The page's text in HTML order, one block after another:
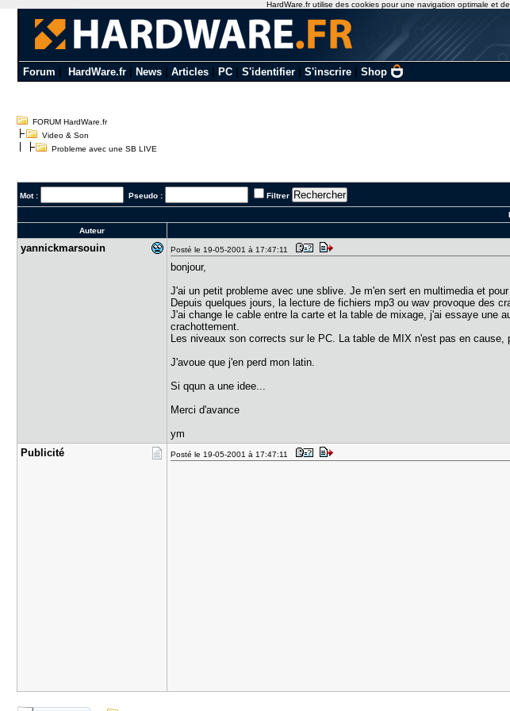
Forum HardWare.fr| News| Articles| PC| S'identifier| S'inscrire| Shop
FORUM HardWare.fr
Video & Son
Probleme avec une SB LIVE
Mot : Pseudo : Filtrer
Auteur
yannickmar​souin Posté le 19-05-2001 à 17:47:11
bonjour,
J'ai un petit probleme avec une sblive. Je m'en sert en multimedia et
Depuis quelques jours, la lecture de fichiers mp3 ou wav provoque des
J'ai change le cable entre la carte et la table de mixage, j'ai essaye une
crachottement.
Les niveaux son corrects sur le PC. La table de MIX n'est pas en
J'avoue que j'en perd mon latin.
Si qqun a une idee...
Merci d'avance
ym
Publicité
Posté le 19-05-2001 à 17:47:11
HardWare.fr utilise des cookies pour une navigation optimale et